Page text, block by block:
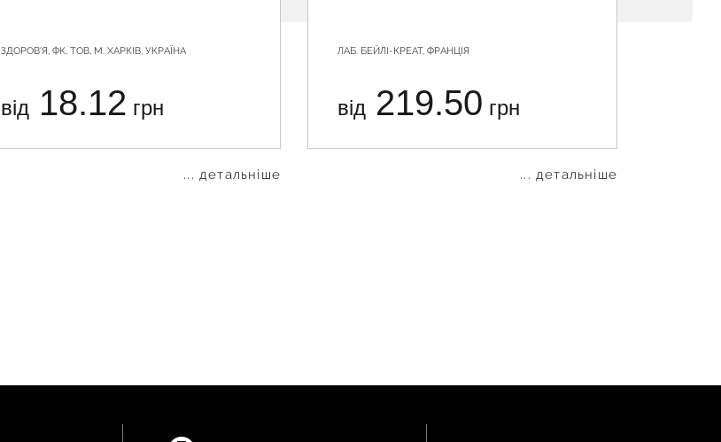
ЗДОРОВ'Я, ФК, ТОВ, М. ХАРКІВ, УКРАЇНА
від 18.12 грн
... детальніше
ЛАБ. БЕЙЛІ-КРЕАТ, ФРАНЦІЯ
від 219.50 грн
... детальніше